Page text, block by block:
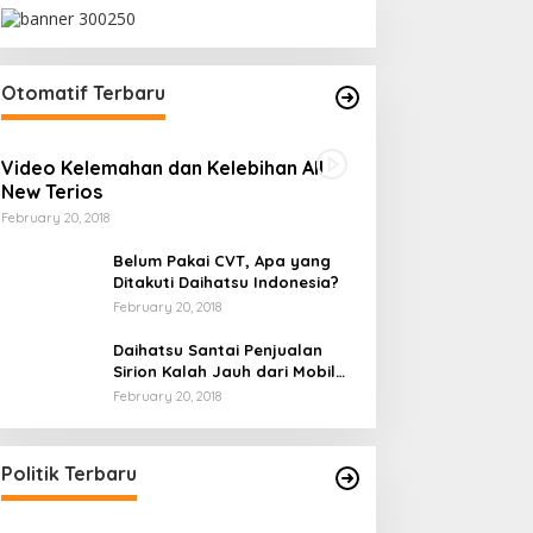
Persatuan Alumni Gerakan
Indonesia (PA GMNI) Jakarta
Simposium Nasional Dan Orasi
Otomatif Terbaru
Video Kelemahan dan Kelebihan All
New Terios
February 20, 2018
Belum Pakai CVT, Apa yang
Ditakuti Daihatsu Indonesia?
February 20, 2018
Daihatsu Santai Penjualan
Sirion Kalah Jauh dari Mobil
LCGC
February 20, 2018
Politik Terbaru
dengan Gerindra
In Berita, Politik |